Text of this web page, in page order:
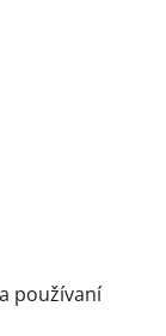
používaní